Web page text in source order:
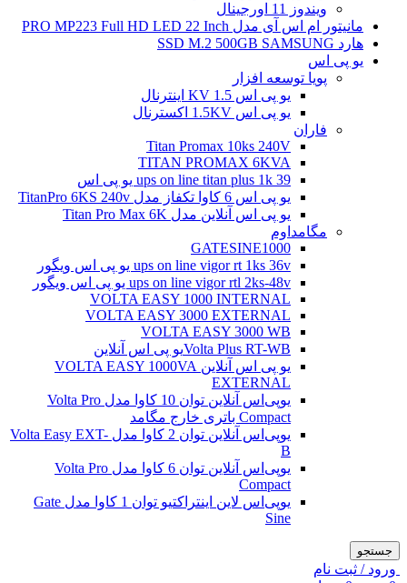
ویندوز 11 اورجینال
مانیتور ام اس آی مدل PRO MP223 Full HD LED 22 Inch
هارد SSD M.2 500GB SAMSUNG
یو پی اس
پویا توسعه افزار
یو پی اس 1.5 KV اینترنال
یو پی اس 1.5KV اکسترنال
فاران
Titan Promax 10ks 240V
TITAN PROMAX 6KVA
ups on line titan plus 1k 39 یو پی اس
یو پی اس 6 کاوا تکفاز مدل TitanPro 6KS 240v
یو پی اس آنلاین مدل Titan Pro Max 6K
مگامداوم
GATESINE1000
ups on line vigor rt 1ks 36v یو پی اس ویگور
ups on line vigor rtl 2ks-48v یو پی اس ویگور
VOLTA EASY 1000 INTERNAL
VOLTA EASY 3000 EXTERNAL
VOLTA EASY 3000 WB
Volta Plus RT-WBیو پی اس آنلاین
یو پی اس آنلاین VOLTA EASY 1000VA
EXTERNAL
یو‌پی‌اس آنلاین توان 10 کاوا مدل Volta Pro
Compact باتری خارج مگامد
یو‌پی‌اس آنلاین توان 2 کاوا مدل Volta Easy EXT-
B
یو‌پی‌اس آنلاین توان 6 کاوا مدل Volta Pro
Compact
یو‌پی‌اس لاین اینتراکتیو توان 1 کاوا مدل Gate
Sine
جستجو
ورود / ثبت نام